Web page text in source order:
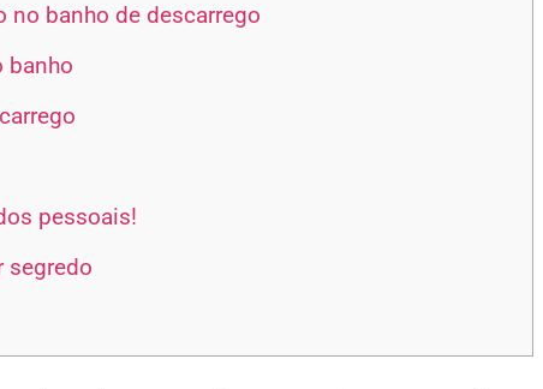
no banho de descarrego
banho
pessoais!
segredo